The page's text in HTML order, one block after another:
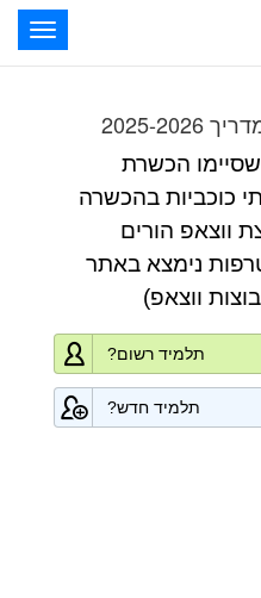
2026
ומעלה שסיימו הכשרת
כוכביות בהכשרה
ווצאפ הורים
נימצא באתר
ווצאפ)
תלמיד רשום?
תלמיד חדש?